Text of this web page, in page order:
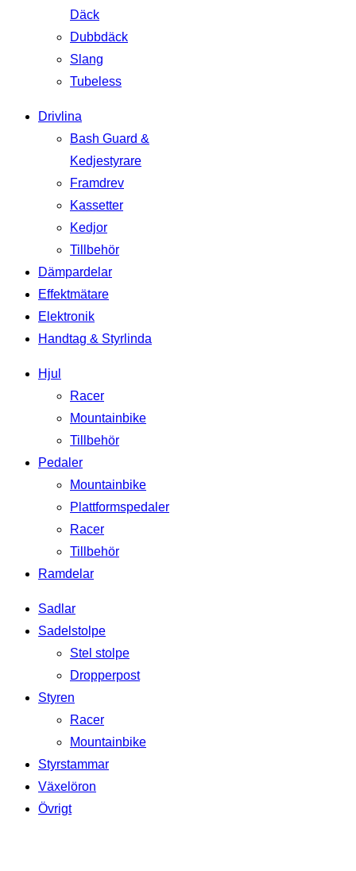
Däck
Dubbdäck
Slang
Tubeless
Drivlina
Bash Guard &
Kedjestyrare
Framdrev
Kassetter
Kedjor
Tillbehör
Dämpardelar
Effektmätare
Elektronik
Handtag & Styrlinda
Hjul
Racer
Mountainbike
Tillbehör
Pedaler
Mountainbike
Plattformspedaler
Racer
Tillbehör
Ramdelar
Sadlar
Sadelstolpe
Stel stolpe
Dropperpost
Styren
Racer
Mountainbike
Styrstammar
Växelöron
Övrigt